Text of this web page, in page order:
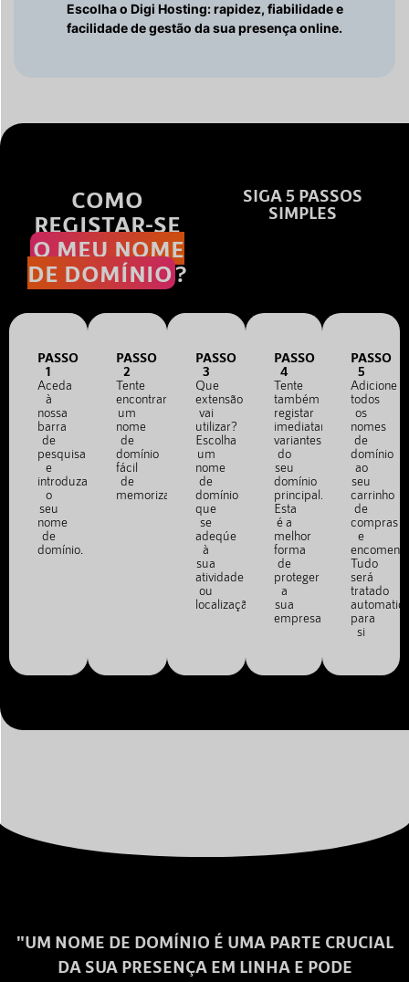
Escolha o Digi Hosting: rapidez, fiabilidade e
facilidade de gestão da sua presença online.
COMO
REGISTAR-SE
O MEU NOME
DE DOMÍNIO?
SIGA 5 PASSOS
SIMPLES
PASSO
1
Aceda
à
nossa
barra
de
pesquisa
e
introduza
o
seu
nome
de
domínio.
PASSO
2
Tente
encontrar
um
nome
de
domínio
fácil
de
memorizar.
PASSO
3
Que
extensão
vai
utilizar?
Escolha
um
nome
de
domínio
que
se
adeqúe
à
sua
atividade
ou
localização.
PASSO
4
Tente
também
registar
imediatamente
variantes
do
seu
domínio
principal.
Esta
é a
melhor
forma
de
proteger
a
sua
empresa.
PASSO
5
Adicione
todos
os
nomes
de
domínio
ao
seu
carrinho
de
compras
e
Tudo
será
tratado
para
si
"UM NOME DE DOMÍNIO É UMA PARTE CRUCIAL
DA SUA PRESENÇA EM LINHA E PODE